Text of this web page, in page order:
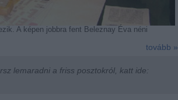
A képen jobbra fent Beleznay Éva néni
tovább »
lemaradni a friss posztokról, katt ide: